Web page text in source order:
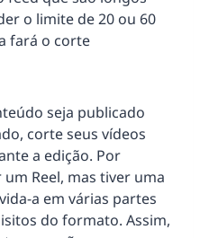
o limite de 20 ou 60
fará o corte
seja publicado
corte seus vídeos
a edição. Por
Reel, mas tiver uma
a em várias partes
do formato. Assim,